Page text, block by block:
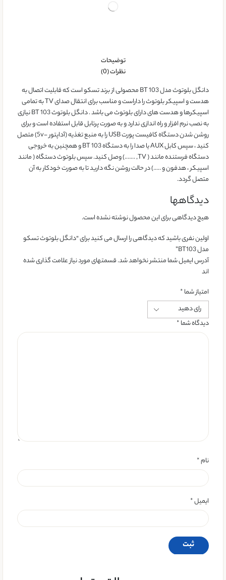
توضیحات
نظرات (0)
دانگل بلوتوث مدل BT 103 محصولی از برند تسکو است که قابلیت اتصال به
هدست و اسپیکر بلوتوث را داراست و مناسب برای انتقال صدای TV به تمامی
اسپیکرها و هدست های دارای بلوتوث می باشد . دانگل بلوتوث BT 103 نیازی
به نصب نرم افزار و راه اندازی ندارد و به صورت پرتابل قابل استفاده است و برای
روشن شدن دستگاه کافیست پورت USB را به منبع تغذیه (آداپتور -5v) متصل
کنید ، سپس کابل AUX یا صدا را به دستگاه BT 103 و همچنین به خروجی
دستگاه فرستنده مانند ( TV, …….) وصل کنید. سپس بلوتوث دستگاه ( مانند
اسپیکر ، هدفون و …..) در حالت روشن نگه دارید تا به صورت خودکار به آن
متصل گردد.
دیدگاهها
هیچ دیدگاهی برای این محصول نوشته نشده است.
اولین نفری باشید که دیدگاهی را ارسال می کنید برای “دانگل بلوتوث تسکو
مدل BT103”
آدرس ایمیل شما منتشر نخواهد شد. قسمتهای مورد نیاز علامت گذاری شده
اند
امتیاز شما*
دیدگاه شما*
نام*
ایمیل*